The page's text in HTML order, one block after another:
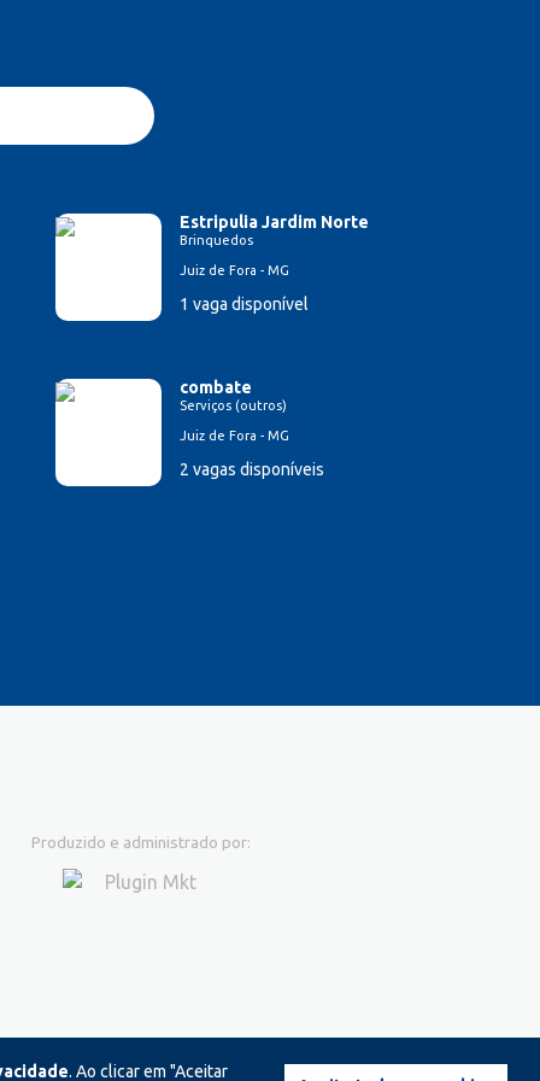
Estripulia Jardim Norte
Brinquedos
Juiz de Fora - MG
1 vaga disponível
combate
Serviços (outros)
Juiz de Fora - MG
2 vagas disponíveis
. Ao clicar em "Aceitar
Produzido e administrado por: